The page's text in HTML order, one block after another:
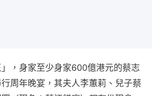
，身家至少身家600億港元的蔡志
周年晚宴，其夫人李蕙莉、兒子蔡